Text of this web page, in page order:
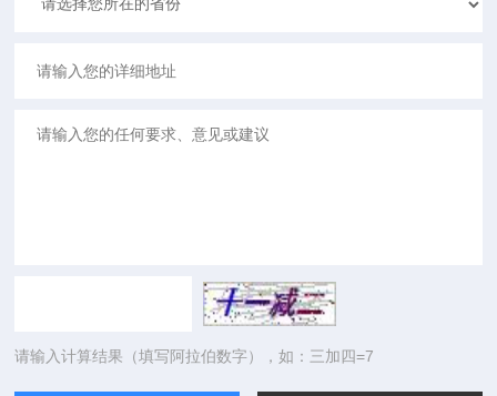
请输入计算结果（填写阿拉伯数字），如：三加四=7